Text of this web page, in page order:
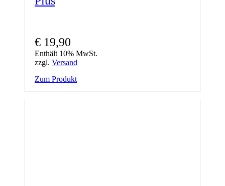
€ 19,90
Enthält 10% MwSt.
zzgl. Versand
Zum Produkt